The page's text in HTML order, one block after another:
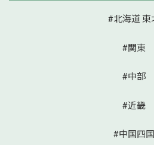
#北海道 東
#関東
#中部
#近畿
#中国四国